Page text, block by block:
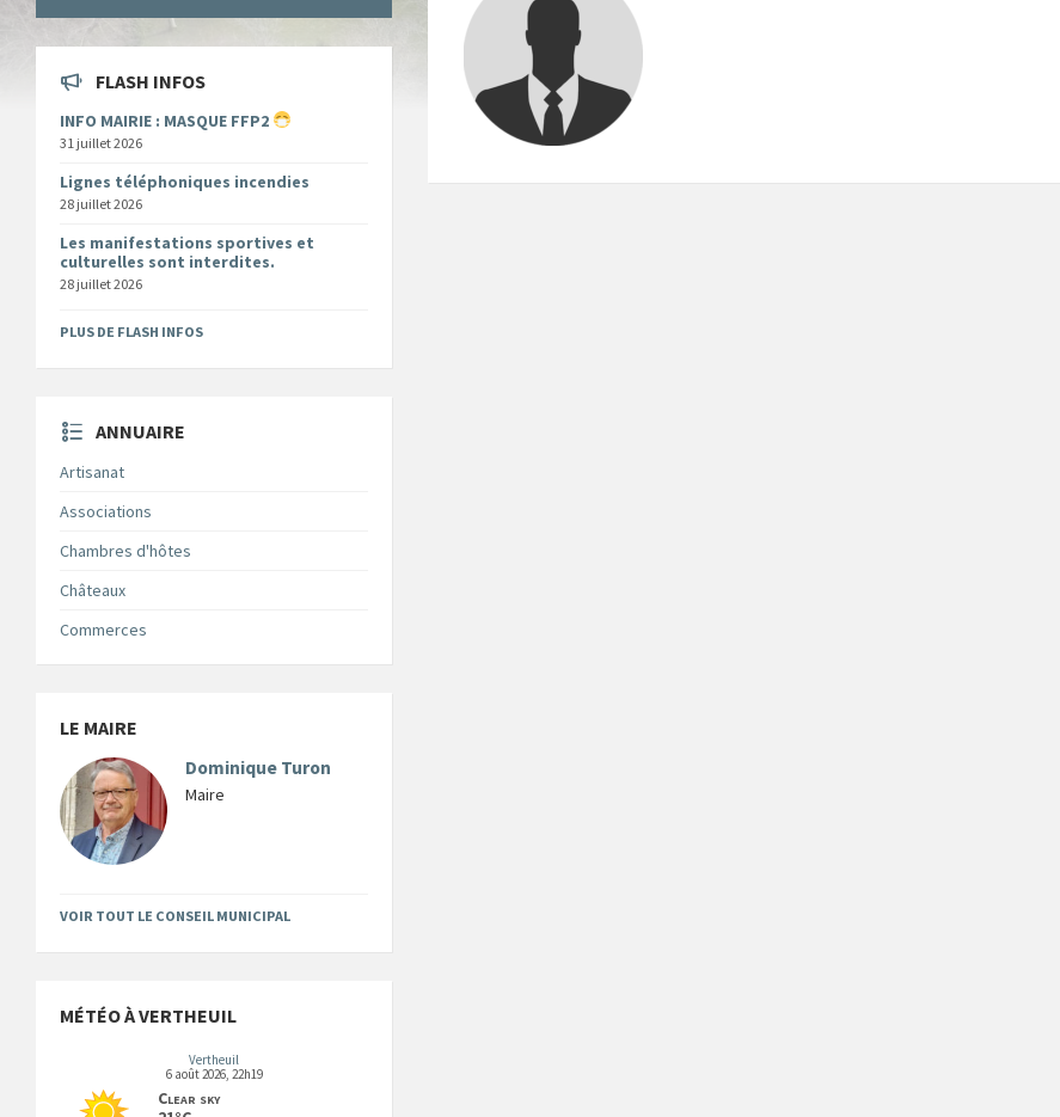
FLASH INFOS
INFO MAIRIE : MASQUE FFP2
31 juillet 2026
Lignes téléphoniques incendies
28 juillet 2026
Les manifestations sportives et
culturelles sont interdites.
28 juillet 2026
PLUS DE FLASH INFOS
ANNUAIRE
Artisanat
Associations
Chambres d'hôtes
Châteaux
Commerces
LE MAIRE
Dominique Turon
Maire
VOIR TOUT LE CONSEIL MUNICIPAL
MÉTÉO À VERTHEUIL
Vertheuil
6 août 2026, 22h19
Clear sky